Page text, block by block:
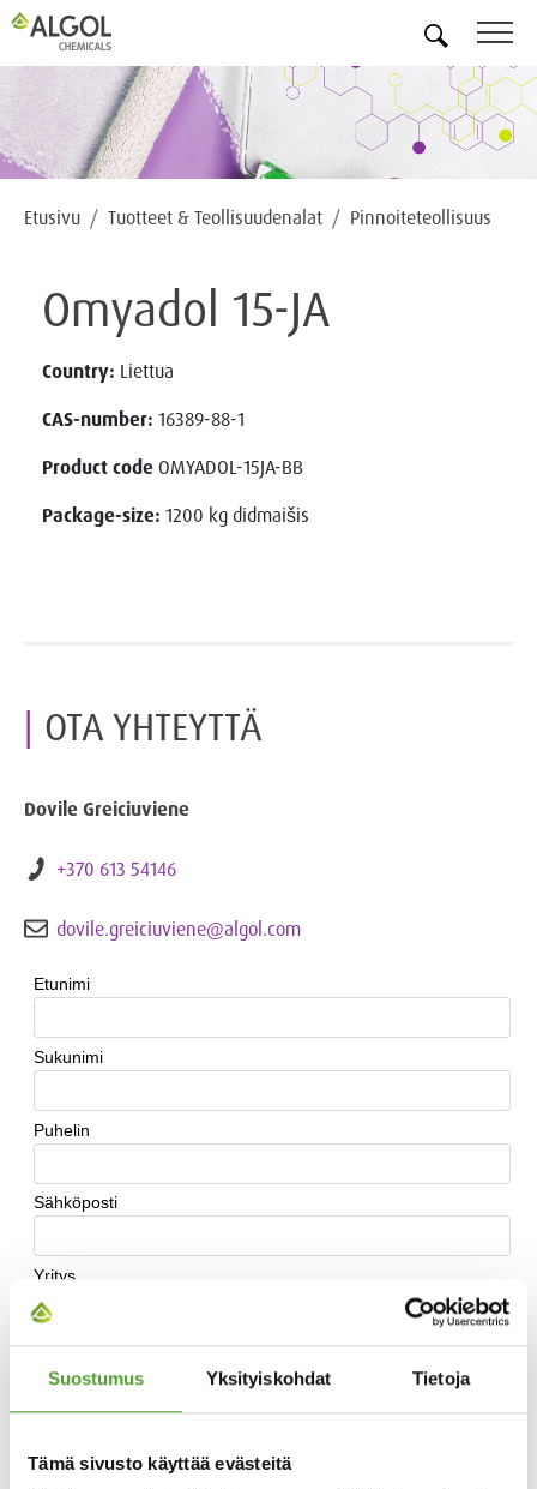
Suostumus Yksityiskohdat Tietoja
Tämä sivusto käyttää evästeitä
Etusivu Tuotteet & Teollisuudenalat Pinnoiteteollisuus
Omyadol 15-JA
Country: Liettua
CAS-number: 16389-88-1
Product code OMYADOL-15JA-BB
Package-size: 1200 kg didmaišis
OTA YHTEYTTÄ
Dovile Greiciuviene
+370 613 54146
dovile.greiciuviene@algol.com